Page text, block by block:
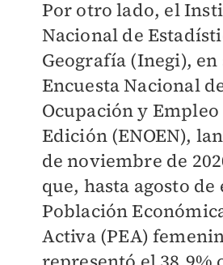
Por otro lado, el
Nacional de
Geografía (Inegi), en
Encuesta Nacional
Ocupación y
Edición (ENOEN),
de noviembre de
que, hasta agosto de
Población
Activa (PEA)